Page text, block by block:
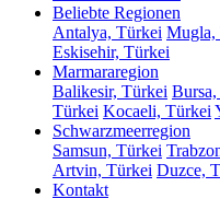
Beliebte Regionen
Antalya, Türkei Mugla,
Eskisehir, Türkei
Marmararegion
Balikesir, Türkei
Türkei Kocaeli, Türkei
Schwarzmeerregion
Samsun, Türkei
Artvin, Türkei Duzce,
Kontakt